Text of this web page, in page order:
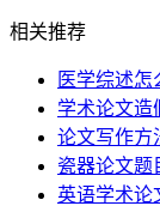
相关推荐
医学综述怎
学术论文造
论文写作方
瓷器论文题
英语学术论